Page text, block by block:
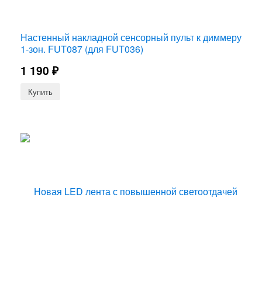
Настенный накладной сенсорный пульт к диммеру
1-зон. FUT087 (для FUT036)
1 190 ₽